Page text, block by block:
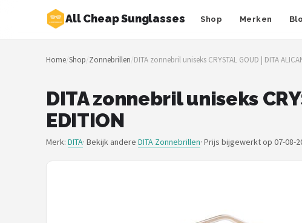
All Cheap Sunglasses Shop Merken
Zoeken
NAVIGATIE
Merken
Blog
Home/Shop/Zonnebrillen/DITA zonnebril uniseks CRYSTAL GOUD | DITA
DITA zonnebril uniseks
EDITION
Merk: DITA· Bekijk andere DITA Zonnebrillen· Prijs bijgewerkt op 07-08-